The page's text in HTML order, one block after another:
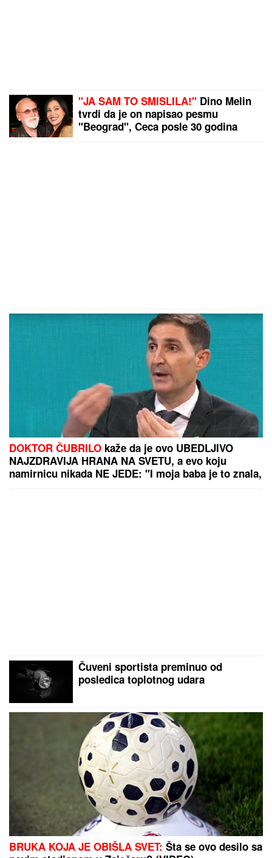
"JA SAM TO SMISLILA!" Dino Melin
tvrdi da je on napisao pesmu
"Beograd", Ceca posle 30 godina
DOKTOR ČUBRILO kaže da je ovo UBEDLJIVO
NAJZDRAVIJA HRANA NA SVETU, a evo koju
namirnicu nikada NE JEDE: "I moja baba je to znala,
Čuveni sportista preminuo od
posledica toplotnog udara
BRUKA KOJA JE OBIŠLA SVET: Šta se ovo desilo sa